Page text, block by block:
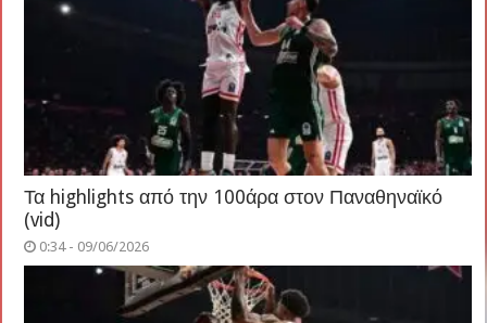
Τα highlights από την 100άρα στον Παναθηναϊκό
(vid)
0:34 - 09/06/2026